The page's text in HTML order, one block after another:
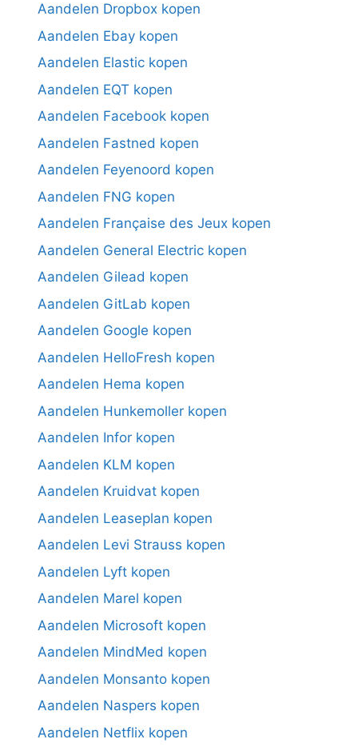
Aandelen Dropbox kopen
Aandelen Ebay kopen
Aandelen Elastic kopen
Aandelen EQT kopen
Aandelen Facebook kopen
Aandelen Fastned kopen
Aandelen Feyenoord kopen
Aandelen FNG kopen
Aandelen Française des Jeux kopen
Aandelen General Electric kopen
Aandelen Gilead kopen
Aandelen GitLab kopen
Aandelen Google kopen
Aandelen HelloFresh kopen
Aandelen Hema kopen
Aandelen Hunkemoller kopen
Aandelen Infor kopen
Aandelen KLM kopen
Aandelen Kruidvat kopen
Aandelen Leaseplan kopen
Aandelen Levi Strauss kopen
Aandelen Lyft kopen
Aandelen Marel kopen
Aandelen Microsoft kopen
Aandelen MindMed kopen
Aandelen Monsanto kopen
Aandelen Naspers kopen
Aandelen Netflix kopen